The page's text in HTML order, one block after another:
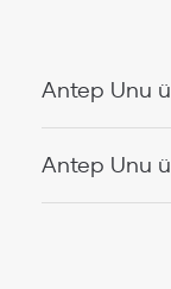
Antep Unu
Antep Unu